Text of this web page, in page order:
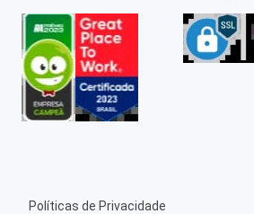
Políticas de Privacidade